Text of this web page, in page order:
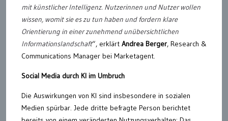
mit künstlicher Intelligenz. Nutzerinnen und Nutzer wollen
wissen, womit sie es zu tun haben und fordern klare
Orientierung in einer zunehmend unübersichtlichen
Informationslandschaft“, erklärt Andrea Berger, Research &
Communications Manager bei Marketagent.
Social Media durch KI im Umbruch
Die Auswirkungen von KI sind insbesondere in sozialen
Medien spürbar. Jede dritte befragte Person berichtet